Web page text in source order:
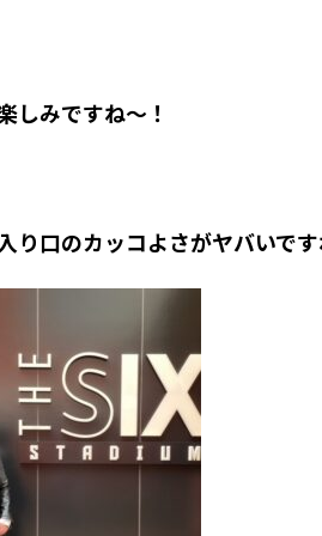
しみですね～！
り口のカッコよさがヤバいで